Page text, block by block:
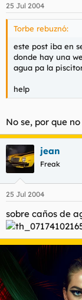
25 Jul 2004
Torbe rebuznó:
este post iba en
donde hay una
agua pa la
help
No se, por que
jean
Freak
25 Jul 2004
sobre caños de